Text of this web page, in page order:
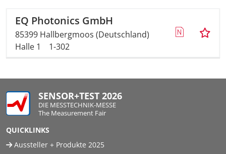
EQ Photonics GmbH
85399 Hallbergmoos (Deutschland)
Halle 1
1-302
SENSOR+TEST 2026
DIE MESSTECHNIK-MESSE
The Measurement Fair
QUICKLINKS
Aussteller + Produkte 2025